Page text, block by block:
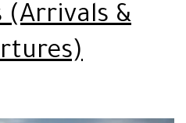
(Arrivals &